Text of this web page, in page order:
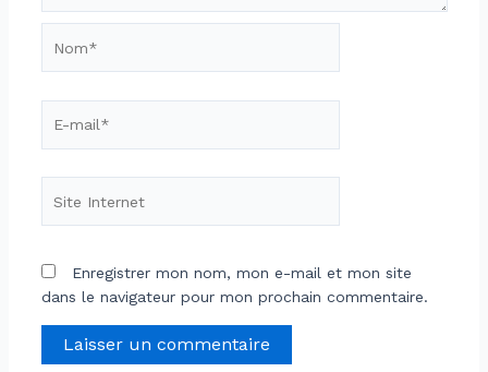
mail*
Internet
Enregistrer mon nom, mon e-mail et mon site
dans le navigateur pour mon prochain commentaire.